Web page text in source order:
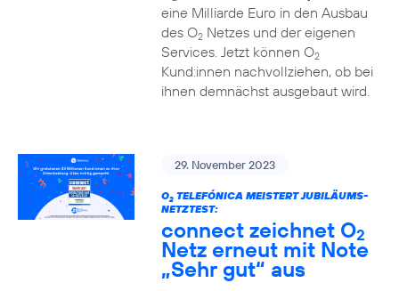
eine Milliarde Euro in den Ausbau
des O2Netzes und der eigenen
Services. Jetzt können O2
Kund:innen nachvollziehen, ob bei
ihnen demnächst ausgebaut wird.
29. November 2023
O2TELEFÓNICA MEISTERT JUBILÄUMS-
NETZTEST:
connect zeichnet O2
Netz erneut mit Note
„Sehr gut“ aus